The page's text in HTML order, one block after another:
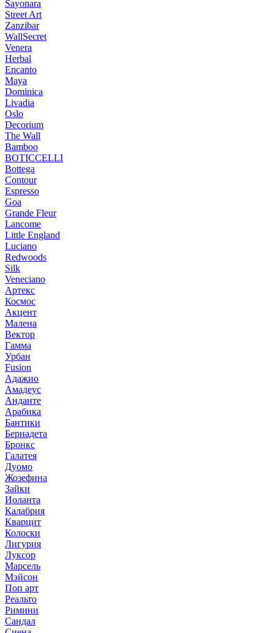
Sayonara
Street Art
Zanzibar
WallSecret
Venera
Herbal
Encanto
Maya
Dominica
Livadia
Oslo
Decorium
The Wall
Bamboo
BOTICCELLI
Bottega
Contour
Espresso
Goa
Grande Fleur
Lancome
Little England
Luciano
Redwoods
Silk
Veneciano
Артекс
Космос
Акцент
Малена
Вектор
Гамма
Урбан
Fusion
Адажио
Амадеус
Анданте
Арабика
Бантики
Бернадета
Бронкс
Галатея
Дуомо
Жозефина
Зайки
Иоланта
Калабрия
Кварцит
Колоски
Лигурия
Луксор
Марсель
Мэйсон
Поп арт
Реальто
Римини
Сандал